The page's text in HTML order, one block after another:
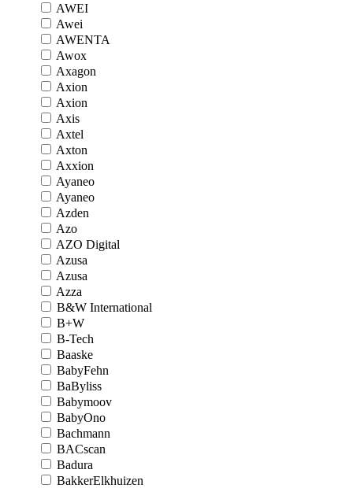
AWEI
Awei
AWENTA
Awox
Axagon
Axion
Axion
Axis
Axtel
Axton
Axxion
Ayaneo
Ayaneo
Azden
Azo
AZO Digital
Azusa
Azusa
Azza
B&W International
B+W
B-Tech
Baaske
BabyFehn
BaByliss
Babymoov
BabyOno
Bachmann
BACscan
Badura
BakkerElkhuizen